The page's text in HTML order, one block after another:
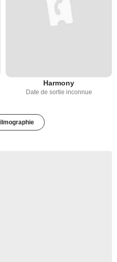
Harmony
Date de sortie inconnue